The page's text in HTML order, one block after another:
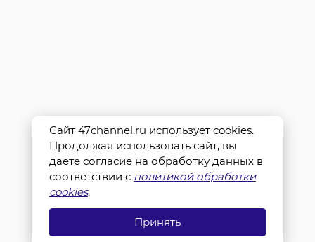
Сайт 47channel.ru использует cookies.
Продолжая использовать сайт, вы
даете согласие на обработку данных в
соответствии с политикой обработки
cookies.
Принять